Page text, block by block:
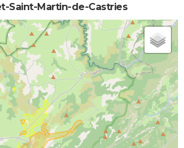
Saint-Martin-de-Castries